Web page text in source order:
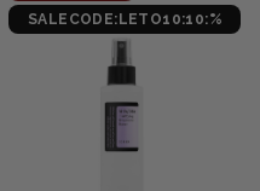
SALECODE:LETO10:10:%